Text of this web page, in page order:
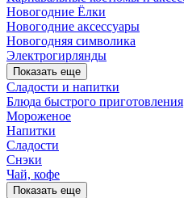
Новогодние Ёлки
Новогодние аксессуары
Новогодняя символика
Электрогирлянды
Показать еще
Сладости и напитки
Блюда быстрого приготовления
Мороженое
Напитки
Сладости
Снэки
Чай, кофе
Показать еще